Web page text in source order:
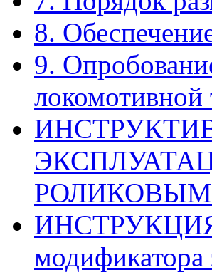
8.
9.
локомотивной
ИНСТРУКЦИЯ